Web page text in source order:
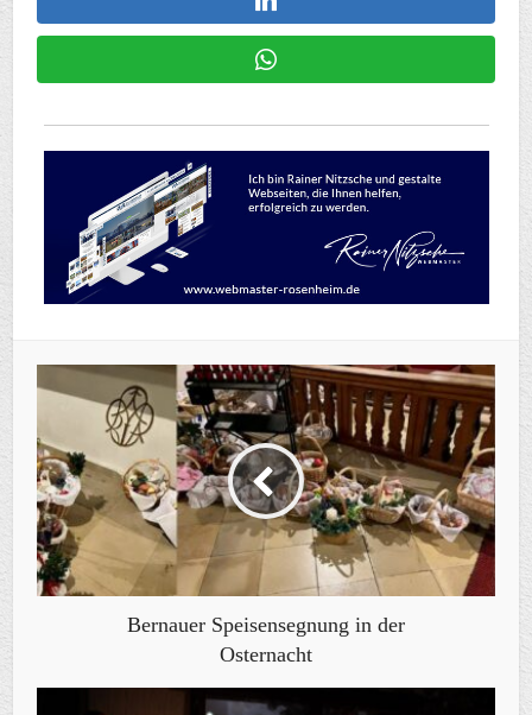
Bernauer Speisensegnung in der
Osternacht